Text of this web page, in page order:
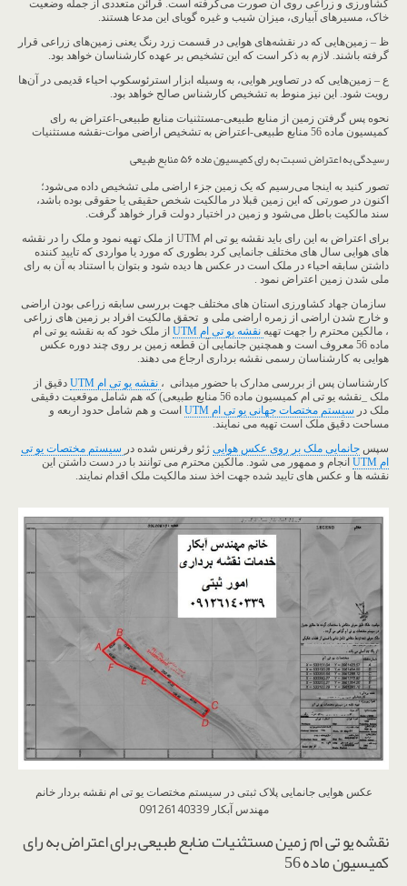
کشاورزی و زراعی روی آن صورت می‌گرفته است. قرائن متعددی از جمله وضعیت
خاک، مسیرهای آبیاری، میزان شیب و غیره گویای این مدعا هستند.
ظ – زمین‌هایی که در نقشه‌های هوایی در قسمت زرد رنگ یعنی زمین‌های زراعی قرار
گرفته باشند. لازم به ذکر است که این تشخیص بر عهده کارشناسان خواهد بود.
ع – زمین‌هایی که در تصاویر هوایی، به وسیله ابزار استرئوسکوپ احیاء قدیمی در آن‌ها
رویت شود. این نیز منوط به تشخیص کارشناس صالح خواهد بود.
نحوه پس گرفتن زمین از منابع طبیعی-مستثنیات منابع طبیعی-اعتراض به رای
کمیسیون ماده 56 منابع طبیعی-اعتراض به تشخیص اراضی موات-نقشه مستثنیات
رسیدگی به اعتراض نسبت به رای کمیسیون ماده ۵۶ منابع طبیعی
تصور کنید به اینجا می‌رسیم که یک زمین جزء اراضی ملی تشخیص داده می‌شود؛
اکنون در صورتی که این زمین قبلا در مالکیت شخص حقیقی یا حقوقی بوده باشد،
سند مالکیت باطل می‌شود و زمین در اختیار دولت قرار خواهد گرفت.
برای اعتراض به این رای باید نقشه یو تی ام UTM از ملک تهیه نمود و ملک را در نقشه
های هوایی سال های مختلف جانمایی کرد بطوری که مورد یا مواردی که تایید کننده
داشتن سابقه احیاء در ملک است در عکس ها دیده شود و بتوان با استناد به آن به رای
ملی شدن زمین اعتراض نمود .
سازمان جهاد کشاورزی استان های مختلف جهت بررسی سابقه زراعی بودن اراضی
و خارج شدن اراضی از زمره اراضی ملی و تحقق مالکیت افراد بر زمین های زراعی
، مالکین محترم را جهت تهیه نقشه یو تی ام UTM
از ملک خود که به نقشه یو تی ام
ماده 56 معروف است و همچنین جانمایی آن قطعه زمین بر روی چند دوره عکس
هوایی به کارشناسان رسمی نقشه برداری ارجاع می دهند.
کارشناسان پس از بررسی مدارک با حضور میدانی ، نقشه یو تی ام UTM
دقیق از
ملک _نقشه یو تی ام کمیسیون ماده 56 منابع طبیعی) که هم شامل موقعیت دقیقی
ملک در سیستم مختصات جهانی یو تی ام UTM
است و هم شامل حدود اربعه و
مساحت دقیق ملک است تهیه می نمایند.
سپس جانمایی ملک بر روی عکس هوایی ژئو رفرنس شده در سیستم مختصات یو تی
ام UTM
انجام و ممهور می شود. مالکین محترم می توانند با در دست داشتن این
نقشه ها و عکس های تایید شده جهت اخذ سند مالکیت ملک اقدام نمایند.
عکس هوایی جانمایی پلاک ثبتی در سیستم مختصات یو تی ام نقشه بردار خانم
مهندس آبکار 09126140339
نقشه یو تی ام زمین مستثنیات منابع طبیعی برای اعتراض به رای
کمیسیون ماده 56